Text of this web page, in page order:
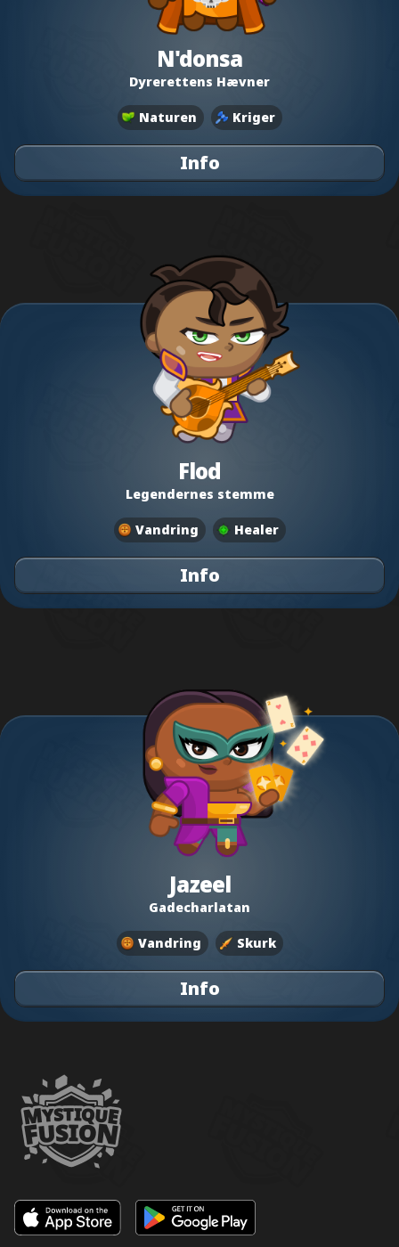
N'donsa
Dyrerettens Hævner
Naturen Kriger
Info
Flod
Legendernes stemme
Vandring Healer
Info
Jazeel
Gadecharlatan
Vandring Skurk
Info